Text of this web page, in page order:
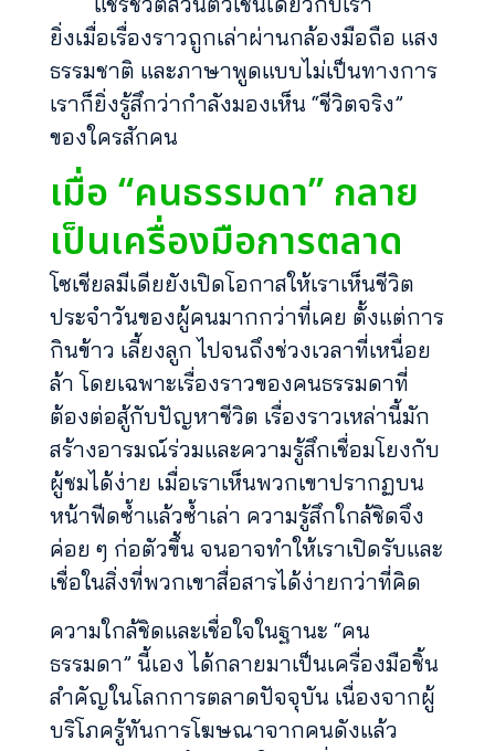
ยิ่งเมื่อเรื่องราวถูกเล่าผ่านกล้องมือถือ แสง
ธรรมชาติ และภาษาพูดแบบไม่เป็นทางการ
เราก็ยิ่งรู้สึกว่ากำลังมองเห็น “ชีวิตจริง”
ของใครสักคน
เมื่อ “คนธรรมดา” กลาย
เป็นเครื่องมือการตลาด
โซเชียลมีเดียยังเปิดโอกาสให้เราเห็นชีวิต
ประจำวันของผู้คนมากกว่าที่เคย ตั้งแต่การ
กินข้าว เลี้ยงลูก ไปจนถึงช่วงเวลาที่เหนื่อย
ล้า โดยเฉพาะเรื่องราวของคนธรรมดาที่
ต้องต่อสู้กับปัญหาชีวิต เรื่องราวเหล่านี้มัก
สร้างอารมณ์ร่วมและความรู้สึกเชื่อมโยงกับ
ผู้ชมได้ง่าย เมื่อเราเห็นพวกเขาปรากฏบน
หน้าฟีดซ้ำแล้วซ้ำเล่า ความรู้สึกใกล้ชิดจึง
ค่อย ๆ ก่อตัวขึ้น จนอาจทำให้เราเปิดรับและ
เชื่อในสิ่งที่พวกเขาสื่อสารได้ง่ายกว่าที่คิด
ความใกล้ชิดและเชื่อใจในฐานะ “คน
ธรรมดา” นี้เอง ได้กลายมาเป็นเครื่องมือชิ้น
สำคัญในโลกการตลาดปัจจุบัน เนื่องจากผู้
บริโภครู้ทันการโฆษณาจากคนดังแล้ว